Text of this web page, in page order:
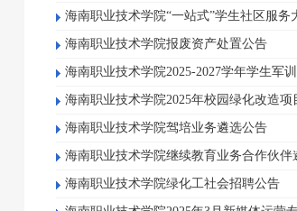
海南职业技术学院“一站式”学生社区服务
海南职业技术学院报废资产处置公告
海南职业技术学院2025-2027学年学生军
海南职业技术学院2025年校园绿化改造项
海南职业技术学院驾培业务遴选公告
海南职业技术学院继续教育业务合作伙伴
海南职业技术学院绿化工社会招聘公告